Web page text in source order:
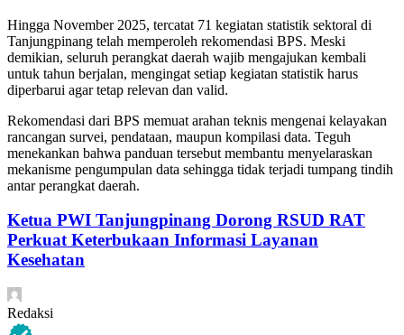
Hingga November 2025, tercatat 71 kegiatan statistik sektoral di
Tanjungpinang telah memperoleh rekomendasi BPS. Meski
demikian, seluruh perangkat daerah wajib mengajukan kembali
untuk tahun berjalan, mengingat setiap kegiatan statistik harus
diperbarui agar tetap relevan dan valid.
Rekomendasi dari BPS memuat arahan teknis mengenai kelayakan
rancangan survei, pendataan, maupun kompilasi data. Teguh
menekankan bahwa panduan tersebut membantu menyelaraskan
mekanisme pengumpulan data sehingga tidak terjadi tumpang tindih
antar perangkat daerah.
Ketua PWI Tanjungpinang Dorong RSUD RAT
Perkuat Keterbukaan Informasi Layanan
Kesehatan
Redaksi